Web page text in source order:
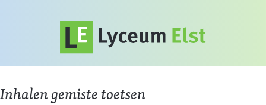
Inhalen gemiste toetsen